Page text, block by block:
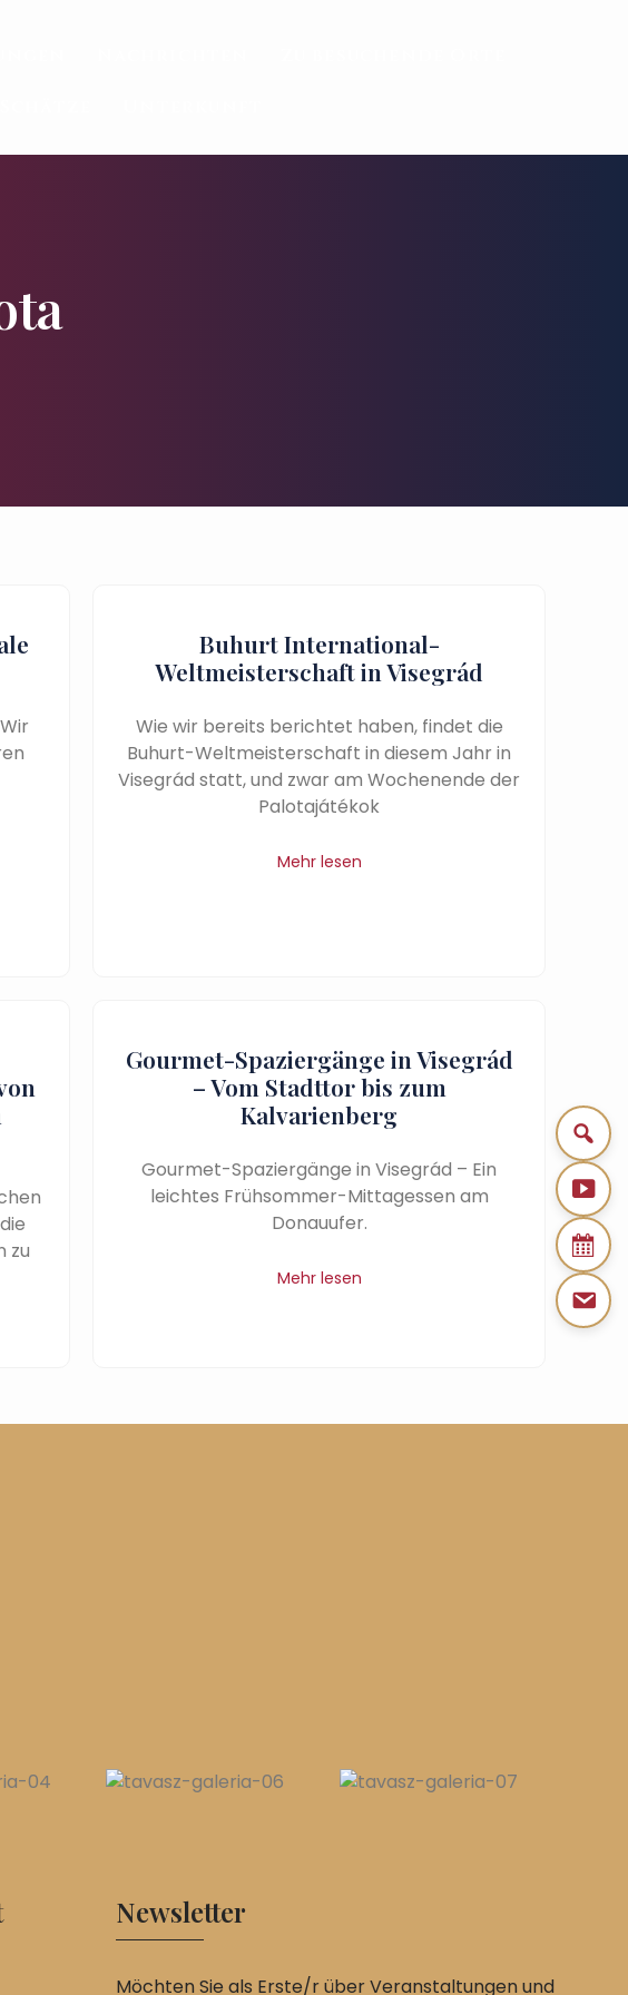
Buhurt International-
Weltmeisterschaft in Visegrád
Wie wir bereits berichtet haben, findet die
Buhurt-Weltmeisterschaft in diesem Jahr in
Visegrád statt, und zwar am Wochenende der
Palotajátékok
Mehr lesen
zu
Gourmet-Spaziergänge in Visegrád
– Vom Stadttor bis zum
Kalvarienberg
Gourmet-Spaziergänge in Visegrád – Ein
leichtes Frühsommer-Mittagessen am
Donauufer.
Mehr lesen
Newsletter
Möchten Sie als Erste/r über Veranstaltungen und